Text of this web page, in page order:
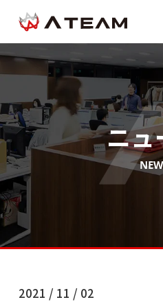
ニュ
2021 / 11 / 02